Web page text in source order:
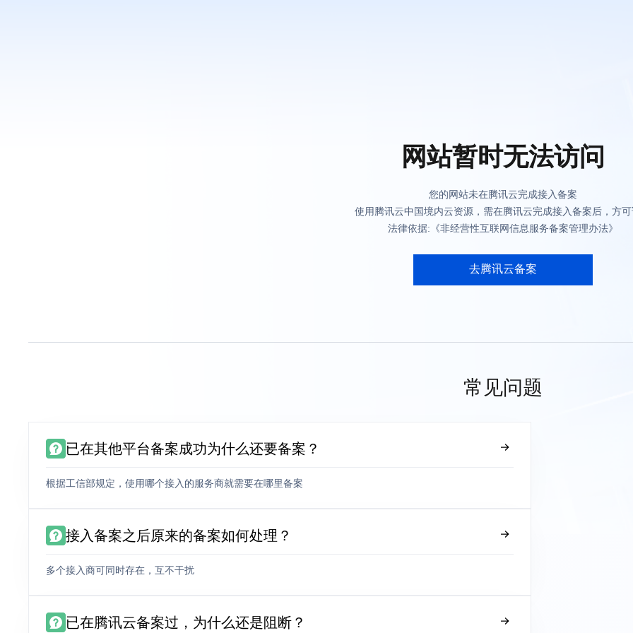
网站暂时无法访问
您的网站未在腾讯云完成接入备案
使用腾讯云中国境内云资源，需在腾讯云完成接入备案后，方
法律依据:《非经营性互联网信息服务备案管理办法》
去腾讯云备案
常见问题
已在其他平台备案成功为什么还要备案？
根据工信部规定，使用哪个接入的服务商就需要在哪里备案
接入备案之后原来的备案如何处理？
多个接入商可同时存在，互不干扰
已在腾讯云备案过，为什么还是阻断？